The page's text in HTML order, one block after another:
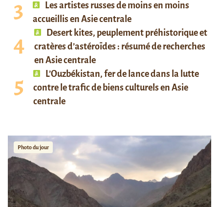
Les artistes russes de moins en moins
accueillis en Asie centrale
Desert kites, peuplement préhistorique et
cratères d’astéroïdes : résumé de recherches
en Asie centrale
L’Ouzbékistan, fer de lance dans la lutte
contre le trafic de biens culturels en Asie
centrale
Photo du jour